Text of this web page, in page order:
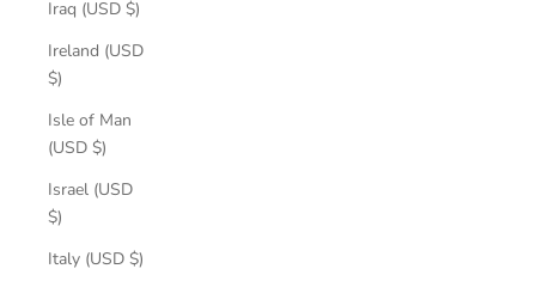
Iraq (USD $)
Ireland (USD
$)
Isle of Man
(USD $)
Israel (USD
$)
Italy (USD $)